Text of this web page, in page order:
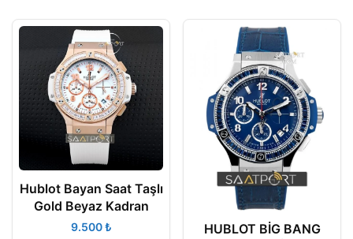
Hublot Bayan Saat Taşlı
Gold Beyaz Kadran
₺
HUBLOT BİG BANG